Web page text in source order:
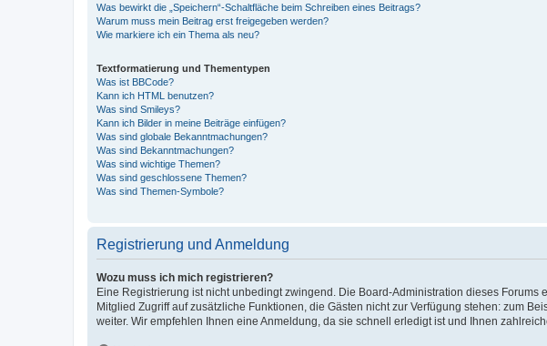
Was bewirkt die „Speichern“-Schaltfläche beim Schreiben eines Beitrags?
Warum muss mein Beitrag erst freigegeben werden?
Wie markiere ich ein Thema als neu?
Textformatierung und Thementypen
Was ist BBCode?
Kann ich HTML benutzen?
Was sind Smileys?
Kann ich Bilder in meine Beiträge einfügen?
Was sind globale Bekanntmachungen?
Was sind Bekanntmachungen?
Was sind wichtige Themen?
Was sind geschlossene Themen?
Was sind Themen-Symbole?
Registrierung und Anmeldung
Wozu muss ich mich registrieren?
Eine Registrierung ist nicht unbedingt zwingend. Die Board-Administration dieses
Mitglied Zugriff auf zusätzliche Funktionen, die Gästen nicht zur Verfügung stehen: zum
weiter. Wir empfehlen Ihnen eine Anmeldung, da sie schnell erledigt ist und Ihnen